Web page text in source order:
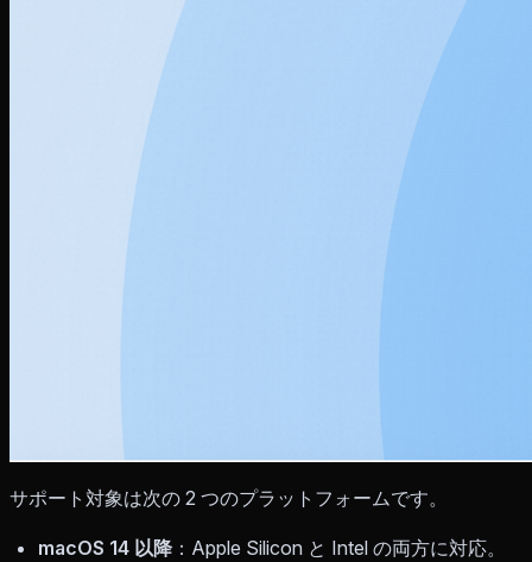
サポート対象は次の 2 つのプラットフォームです。
macOS 14 以降 ：Apple Silicon と Intel の両方に対応。